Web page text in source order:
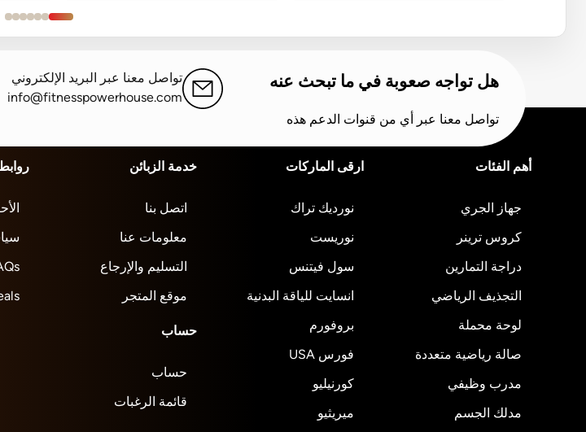
هل تواجه صعوبة في ما تبحث عنه
تواصل معنا عبر أي من قنوات الدعم هذه
تواصل معنا عبر البريد الإلكتروني
info@fitnesspowerhouse.com
أهم الفئات
جهاز الجري
كروس ترينر
دراجة التمارين
التجذيف الرياضي
لوحة محملة
صالة رياضية متعددة
مدرب وظيفي
مدلك الجسم
ارقى الماركات
نورديك تراك
نوريست
سول فيتنس
انسايت للياقة البدنية
بروفورم
فورس USA
كورنيليو
ميريثيو
خدمة الزبائن
اتصل بنا
معلومات عنا
التسليم والإرجاع
موقع المتجر
حساب
حساب
قائمة الرغبات